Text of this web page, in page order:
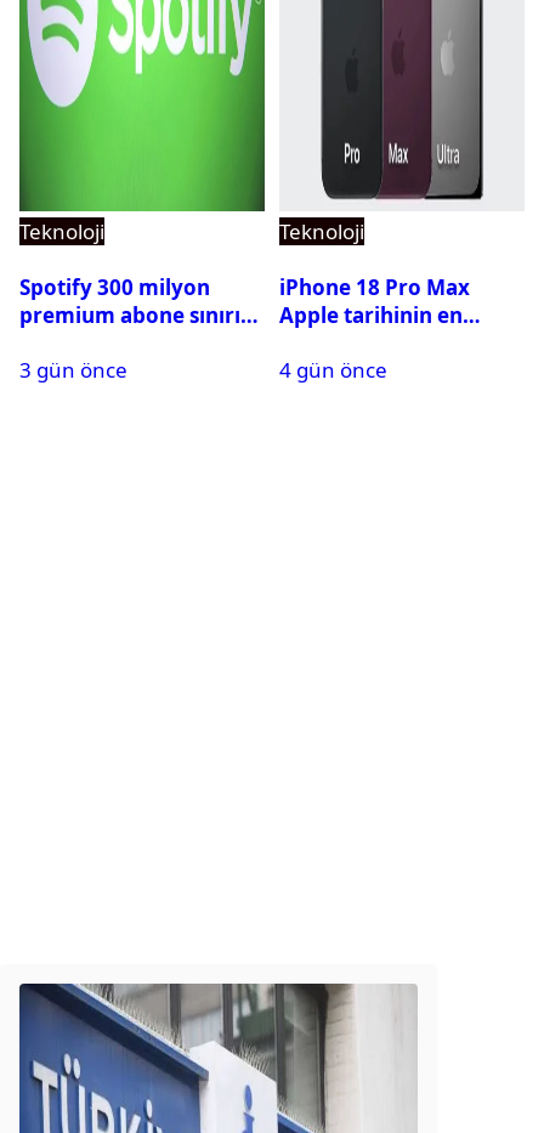
Teknoloji
Spotify 300 milyon
premium abone sınırını
3 gün önce
Teknoloji
iPhone 18 Pro Max
Apple tarihinin en
4 gün önce